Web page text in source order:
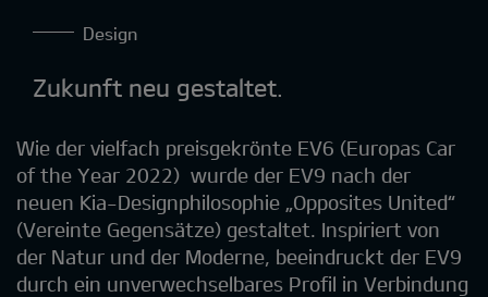
Design
Zukunft neu gestaltet.
Wie der vielfach preisgekrönte EV6 (Europas Car
of the Year 2022) wurde der EV9 nach der
neuen Kia-Designphilosophie „Opposites United“
(Vereinte Gegensätze) gestaltet. Inspiriert von
der Natur und der Moderne, beeindruckt der EV9
durch ein unverwechselbares Profil in Verbindung